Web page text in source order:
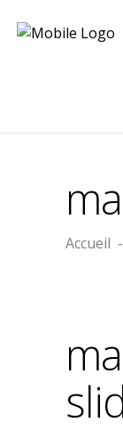
Accueil -